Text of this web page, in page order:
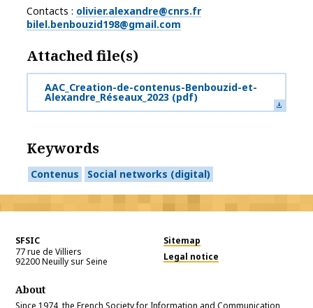
Contacts : olivier.alexandre@cnrs.fr
bilel.benbouzid198@gmail.com
Attached file(s)
AAC_Creation-de-contenus-Benbouzid-et-
Alexandre_Réseaux_2023 (pdf)
Keywords
Contenus Social networks (digital)
SFSIC
77 rue de Villiers
92200Neuilly sur Seine
Sitemap
Legal notice
About